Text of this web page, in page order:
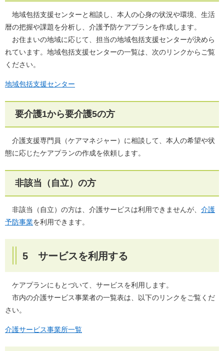
地域包括支援センターと相談し、本人の心身の状況や環境、生活
暦の把握や課題を分析し、介護予防ケアプランを作成します。
お住まいの地域に応じて、担当の地域包括支援センターが決めら
れています。地域包括支援センターの一覧は、次のリンクからご覧
ください。
地域包括支援センター
要介護1から要介護5の方
介護支援専門員（ケアマネジャー）に相談して、本人の希望や状
態に応じたケアプランの作成を依頼します。
非該当（自立）の方
非該当（自立）の方は、介護サービスは利用できませんが、 介護
予防事業を利用できます。
5 サービスを利用する
ケアプランにもとづいて、サービスを利用します。
市内の介護サービス事業者の一覧表は、以下のリンクをご覧くだ
さい。
介護サービス事業所一覧